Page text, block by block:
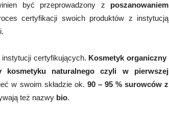
być przeprowadzony z poszanowaniem
certyfikacji swoich produktów z instytucją
certyfikujących. Kosmetyk organiczny
kosmetyku naturalnego czyli w pierwszej
w swoim składzie ok. 90 – 95 % surowców z
też nazwy bio.